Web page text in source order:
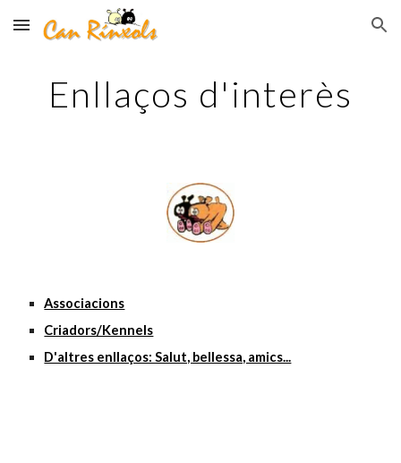
Skip to main content Skip to navigation
Enllaços d'interès
Associacions
Criadors/Kennels
D'altres enllaços: Salut, bellessa, amics...